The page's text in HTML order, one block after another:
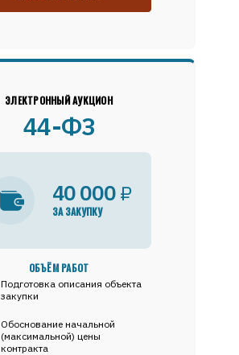
ЭЛЕКТРОННЫЙ АУКЦИОН
44-ФЗ
40 000₽
ЗА ЗАКУПКУ
ОБЪЁМ РАБОТ
Подготовка описания объекта
закупки
Обоснование начальной
(максимальной) цены
контракта